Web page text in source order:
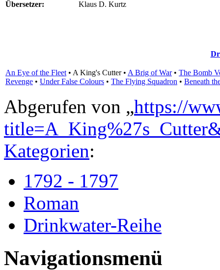
Übersetzer:
Klaus D. Kurtz
An Eye of the Fleet • A King's Cutter• A Brig of War• The Bomb
Revenge • Under False Colours • The Flying Squadron • Beneath
Abgerufen von „https://
Kategorien:
1792 - 1797
Roman
Drinkwater-Reihe
Navigationsmenü